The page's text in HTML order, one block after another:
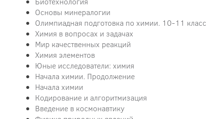
Основы минералогии
Олимпиадная подготовка по химии. 10-11 класс
Химия в вопросах и задачах
Мир качественных реакций
Химия элементов
Юные исследователи: химия
Начала химии. Продолжение
Начала химии
Кодирование и алгоритмизация
Введение в космонавтику